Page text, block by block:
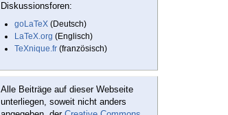
Diskussionsforen:
goLaTeX (Deutsch)
LaTeX.org (Englisch)
TeXnique.fr (französisch)
Alle Beiträge auf dieser Webseite
unterliegen, soweit nicht anders